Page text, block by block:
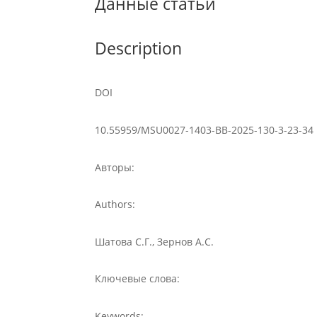
Description
DOI
10.55959/MSU0027-1403-BB-2025-130-3-23-34
Авторы:
Authors:
Шатова С.Г., Зернов А.С.
Ключевые слова: